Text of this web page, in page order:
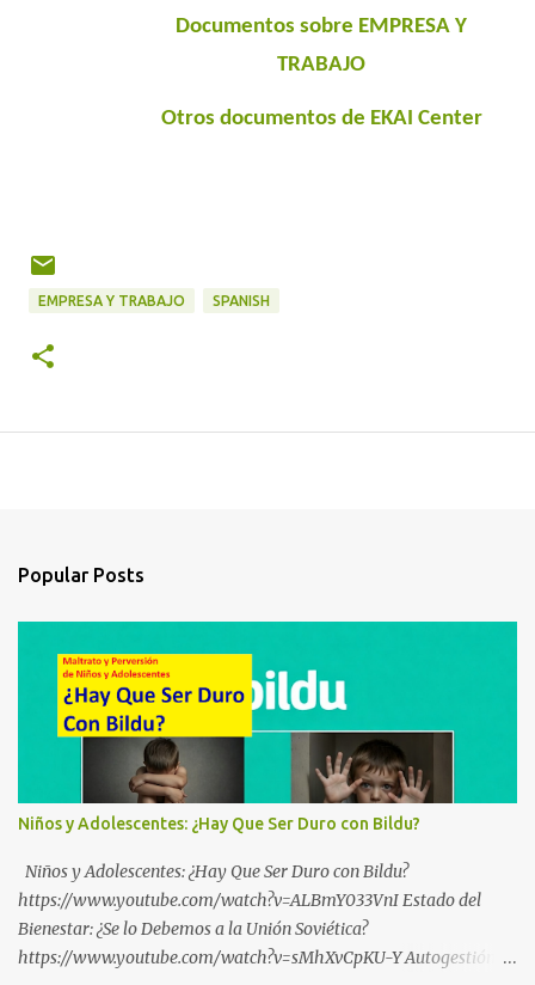
Documentos sobre EMPRESA Y
TRABAJO
Otros documentos de EKAI Center
EMPRESA Y TRABAJO SPANISH
Popular Posts
Niños y Adolescentes: ¿Hay Que Ser Duro con Bildu?
Niños y Adolescentes: ¿Hay Que Ser Duro con Bildu?
https://www.youtube.com/watch?v=ALBmY033VnI Estado del
Bienestar: ¿Se lo Debemos a la Unión Soviética?
https://www.youtube.com/watch?v=sMhXvCpKU-Y Autogestión